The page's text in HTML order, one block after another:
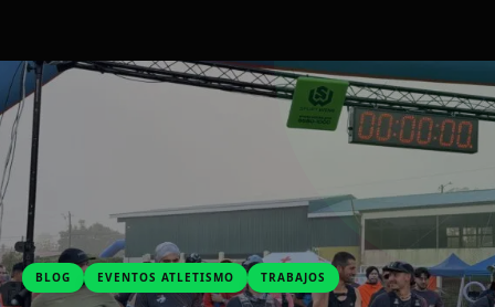
BLOG EVENTOS ATLETISMO TRABAJOS